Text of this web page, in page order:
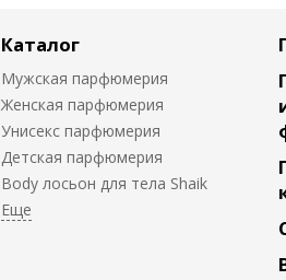
Каталог
Мужская парфюмерия
Женская парфюмерия
Унисекс парфюмерия
Детская парфюмерия
Body лосьон для тела Shaik